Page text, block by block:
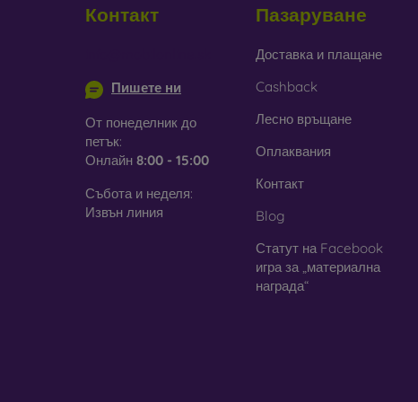
– използва се само като допълнение
падане стъкленият кейс може да се счупи.
Рециклирани материали– компостируемите
В нашия онлайн магазинFOONще намерите
материали. Просто изберете този, който е за вас.
Контакт
Пишете ни
От понеделник до
петък:
Онлайн 8:00 - 15:00
Събота и неделя:
Извън линия
Пазаруване
Доставка и плащане
Cashback
Лесно връщане
Оплаквания
Контакт
Blog
Статут на Facebook
игра за „материална
награда“